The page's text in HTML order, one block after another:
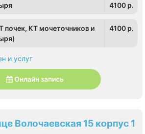
4100 p.
почек, КТ мочеточников и
4100 p.
и услуг
Онлайн запись
Волочаевская 15 корпус 1